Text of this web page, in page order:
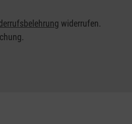
widerrufen.